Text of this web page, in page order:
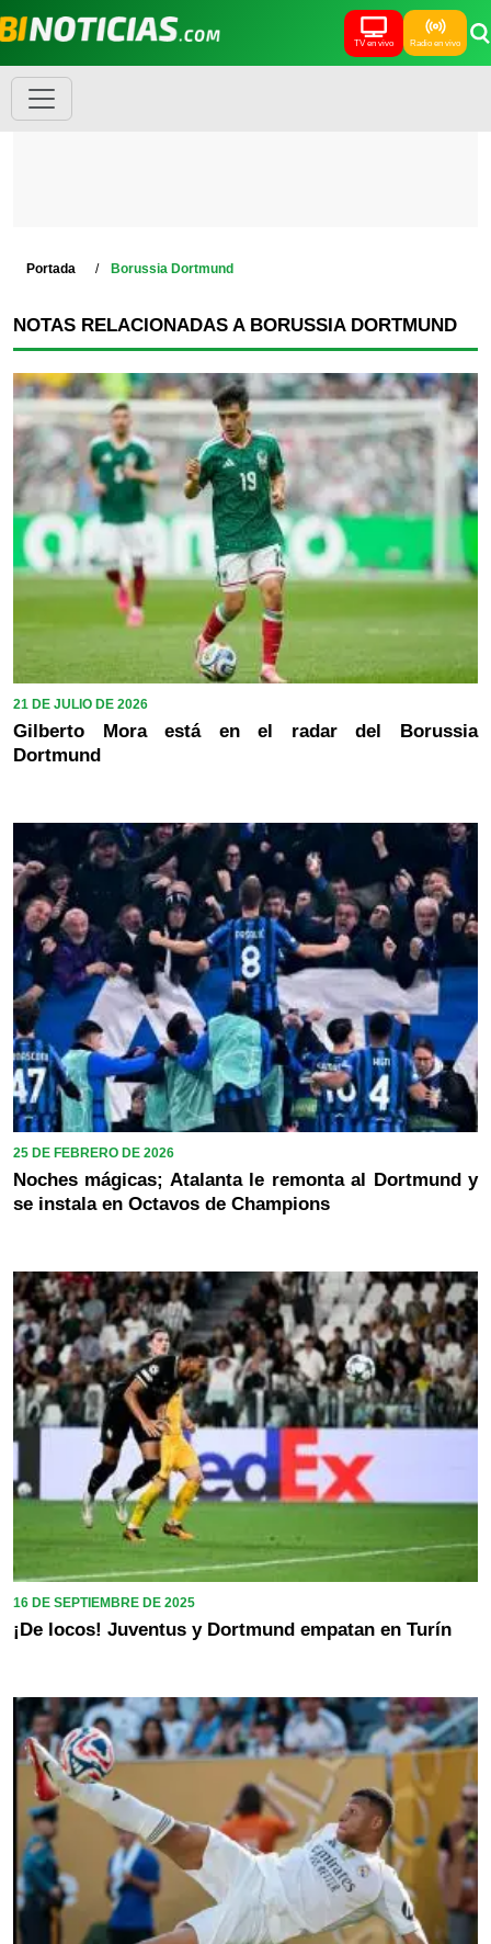
TV en vivo Radio en vivo
Portada Borussia Dortmund
NOTAS RELACIONADAS A BORUSSIA DORTMUND
21 DE JULIO DE 2026
Gilberto Mora está en el radar del Borussia
Dortmund
25 DE FEBRERO DE 2026
Noches mágicas; Atalanta le remonta al Dortmund y
se instala en Octavos de Champions
16 DE SEPTIEMBRE DE 2025
¡De locos! Juventus y Dortmund empatan en Turín